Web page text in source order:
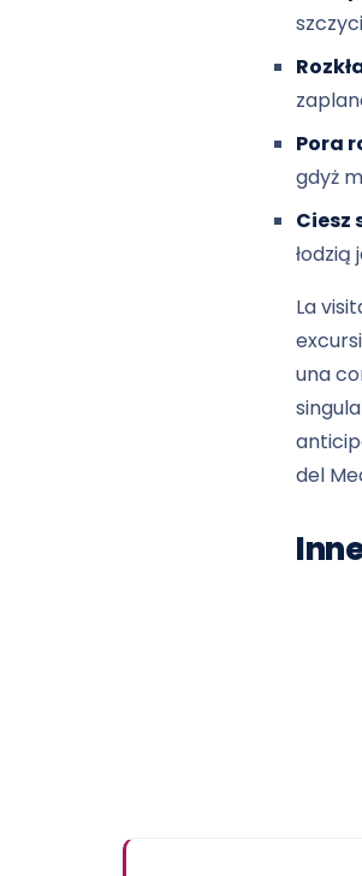
Pora
gdyż
Ciesz
La
una
del